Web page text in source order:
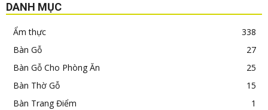
DANH MỤC
Ẩm thực
338
Bàn Gỗ
27
Bàn Gỗ Cho Phòng Ăn
25
Bàn Thờ Gỗ
15
Bàn Trang Điểm
1